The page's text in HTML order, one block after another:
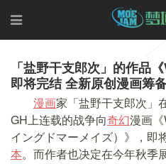
「盐野干支郎次」的作品
即将完结 全新原创漫画筹
漫画家「盐野干支郎次」
GH上连载的战争向奇幻漫画
イングドマーメイズ）》，即
本。而作者也决定在今年秋季